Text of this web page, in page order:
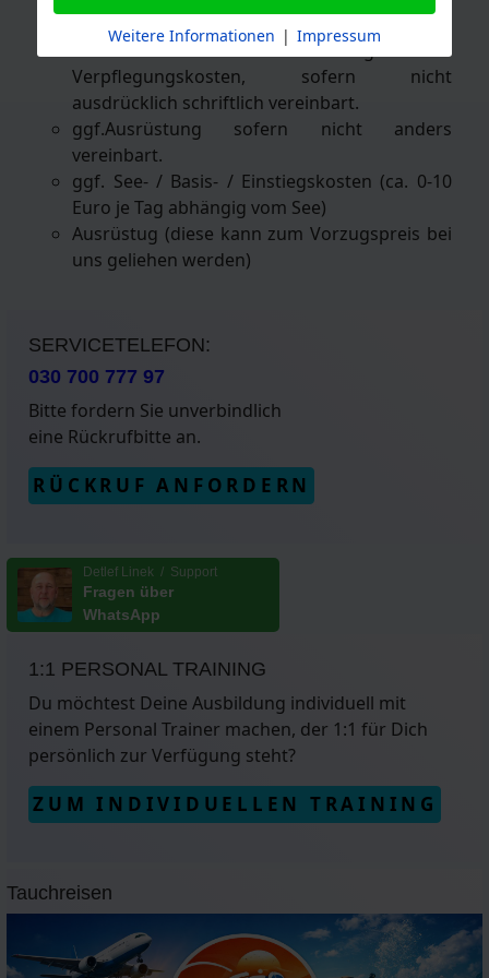
Ausrüstung zu den Freiwassertauchgängen
evtl. anfallende Übernachtungs- und
Verpflegungskosten, sofern nicht
ausdrücklich schriftlich vereinbart.
ggf.Ausrüstung sofern nicht anders
vereinbart.
ggf. See- / Basis- / Einstiegskosten (ca. 0-10
Euro je Tag abhängig vom See)
Ausrüstug (diese kann zum Vorzugspreis bei
uns geliehen werden)
SERVICETELEFON:
030 700 777 97
Bitte fordern Sie unverbindlich
eine Rückrufbitte an.
RÜCKRUF ANFORDERN
Detlef Linek / Support
Fragen über
WhatsApp
1:1 PERSONAL TRAINING
Du möchtest Deine Ausbildung individuell mit
einem Personal Trainer machen, der 1:1 für Dich
persönlich zur Verfügung steht?
ZUM INDIVIDUELLEN TRAINING
Tauchreisen
Weitere Informationen | Impressum